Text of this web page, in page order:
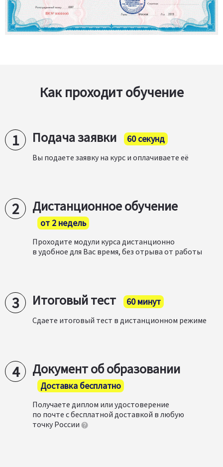
Как проходит обучение
Подача заявки 60 секунд
Вы подаете заявку на курс и оплачиваете её
Дистанционное обучение
от 2 недель
Проходите модули курса дистанционно
в удобное для Вас время, без отрыва от работы
Итоговый тест 60 минут
Сдаете итоговый тест в дистанционном режиме
Документ об образовании
Доставка бесплатно
Получаете диплом или удостоверение
по почте с бесплатной доставкой в любую
точку России